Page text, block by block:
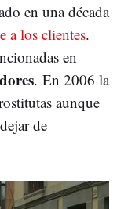
en una década
a los clientes.
en
. En 2006 la
aunque
de